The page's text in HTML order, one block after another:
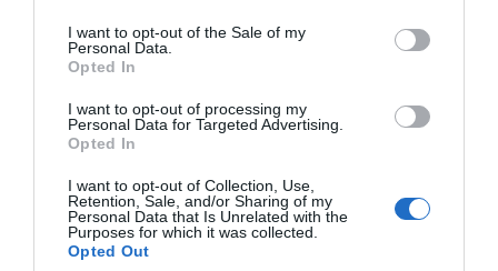
I want to opt-out of the Sale of my
Personal Data.
Opted In
I want to opt-out of processing my
Personal Data for Targeted Advertising.
Opted In
I want to opt-out of Collection, Use,
Retention, Sale, and/or Sharing of my
Personal Data that Is Unrelated with the
Purposes for which it was collected.
Opted Out
ECONOMIA
8 d’octubre de 2014
Anterior 1 2 3 4 5 …